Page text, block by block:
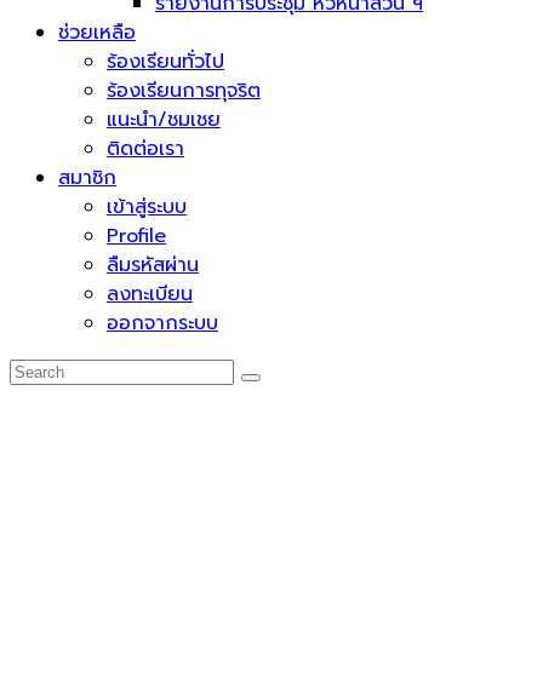
ช่วยเหลือ
ร้องเรียนทั่วไป
ร้องเรียนการทุจริต
แนะนำ/ชมเชย
ติดต่อเรา
สมาชิก
เข้าสู่ระบบ
Profile
ลืมรหัสผ่าน
ลงทะเบียน
ออกจากระบบ